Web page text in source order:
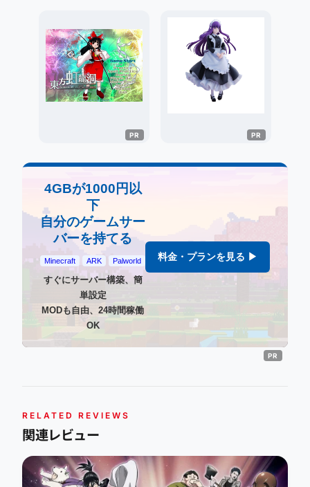
4GBが1000円以
下
自分のゲームサー
バーを持てる
Minecraft ARK Palworld
すぐにサーバー構築、簡
単設定
MODも自由、24時間稼働
OK
料金・プランを見る ▶
RELATED REVIEWS
関連レビュー